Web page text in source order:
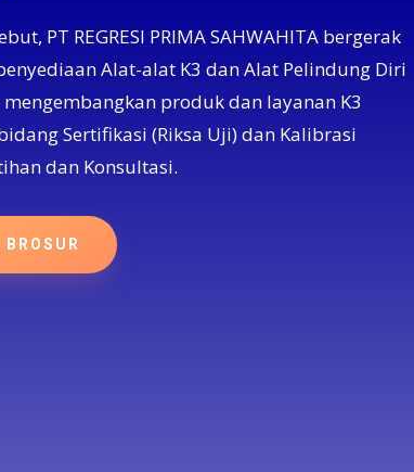
PT REGRESI PRIMA SAHWAHITA bergerak
Alat-alat K3 dan Alat Pelindung Diri
mengembangkan produk dan layanan K3
Sertifikasi (Riksa Uji) dan Kalibrasi
dan Konsultasi.